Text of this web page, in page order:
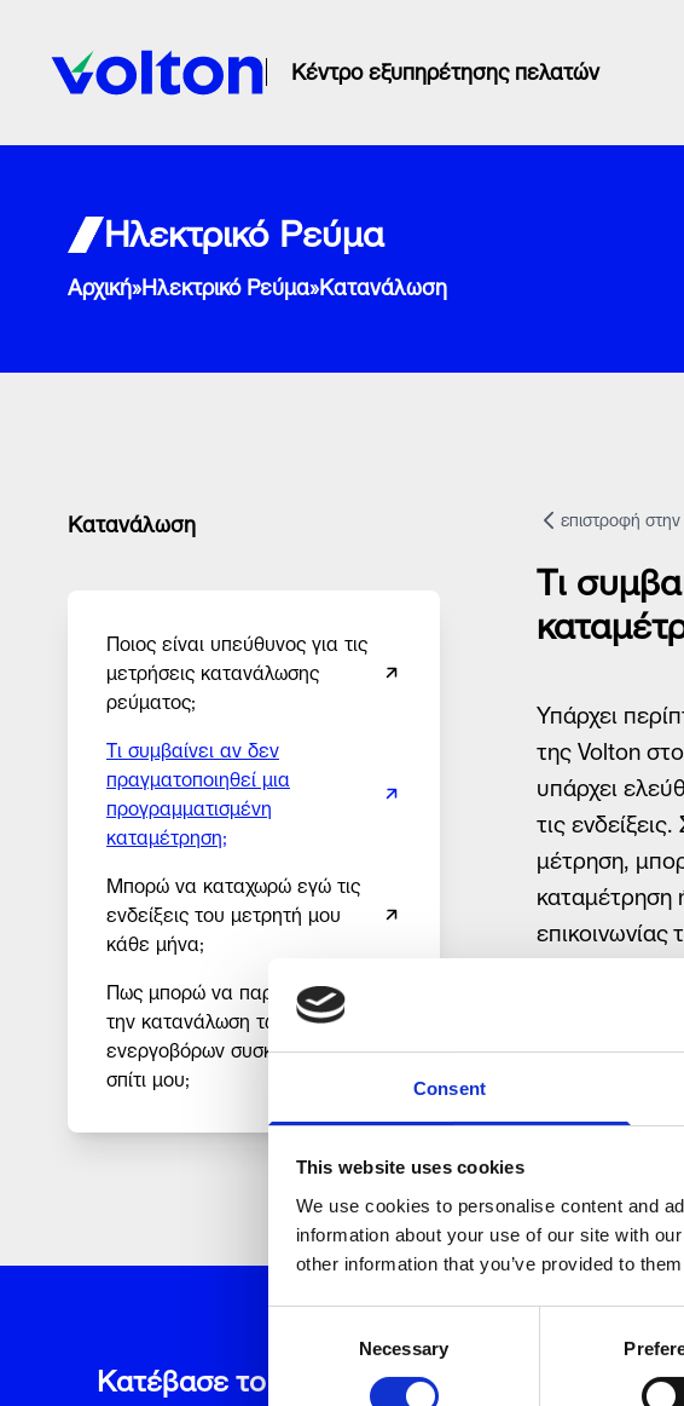
Consent
This website uses cookies
We use cookies to personalise content and
information about your use of our site with
other information that you’ve provided to
Necessary
Κέντρο εξυπηρέτησης πελατών
Ηλεκτρικό Ρεύμα
Αρχική»Ηλεκτρικό Ρεύμα»Κατανάλωση
Κατανάλωση
Ποιος είναι υπεύθυνος για τις
μετρήσεις κατανάλωσης
ρεύματος;
Τι συμβαίνει αν δεν
πραγματοποιηθεί μια
προγραμματισμένη
καταμέτρηση;
Μπορώ να καταχωρώ εγώ τις
ενδείξεις του μετρητή μου
κάθε μήνα;
Πως μπορώ να παρακολουθώ
την κατανάλωση των
ενεργοβόρων συσκευών στο
σπίτι μου;
επιστροφή
Τι
Υπάρχει
της Volton
υπάρχει
τις
μέτρηση,
καταμέτρηση
800 400
2111900500:
Κατέβασε το myON App